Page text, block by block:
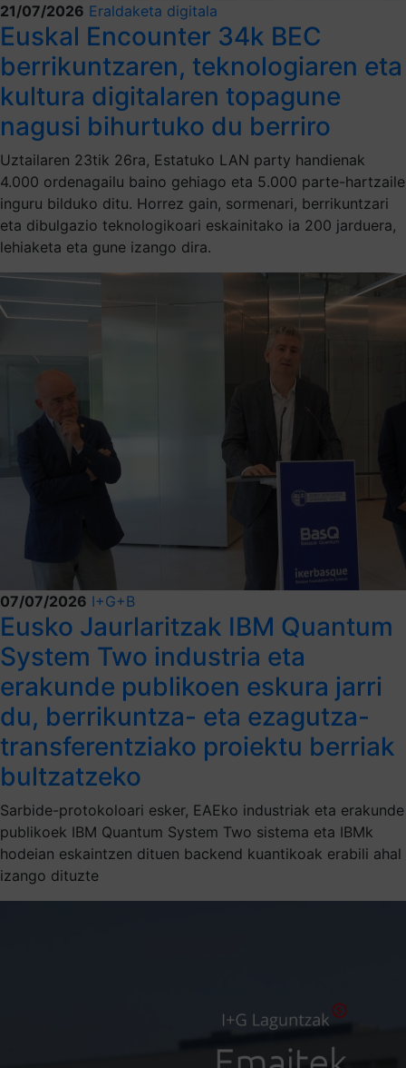
21/07/2026 Eraldaketa digitala
Euskal Encounter 34k BEC
berrikuntzaren, teknologiaren eta
kultura digitalaren topagune
nagusi bihurtuko du berriro
Uztailaren 23tik 26ra, Estatuko LAN party handienak
4.000 ordenagailu baino gehiago eta 5.000 parte-hartzaile
inguru bilduko ditu. Horrez gain, sormenari, berrikuntzari
eta dibulgazio teknologikoari eskainitako ia 200 jarduera,
lehiaketa eta gune izango dira.
07/07/2026 I+G+B
Eusko Jaurlaritzak IBM Quantum
System Two industria eta
erakunde publikoen eskura jarri
du, berrikuntza- eta ezagutza-
transferentziako proiektu berriak
bultzatzeko
Sarbide-protokoloari esker, EAEko industriak eta erakunde
publikoek IBM Quantum System Two sistema eta IBMk
hodeian eskaintzen dituen backend kuantikoak erabili ahal
izango dituzte